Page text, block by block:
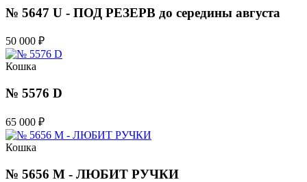
№ 5647 U - ПОД РЕЗЕРВ до середины августа
50 000 ₽
Кошка
№ 5576 D
65 000 ₽
Кошка
№ 5656 M - ЛЮБИТ РУЧКИ